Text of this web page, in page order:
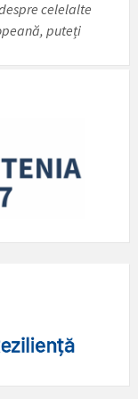
celelalte
puteți